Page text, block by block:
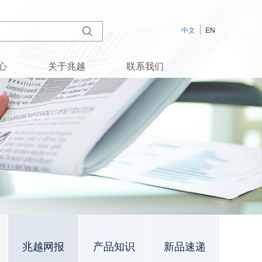
中文 EN
关于兆越 联系我们
新品速递
产品知识
兆越网报